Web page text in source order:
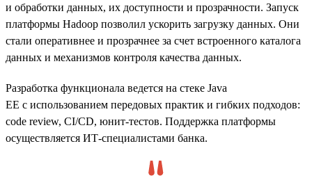
и обработки данных, их доступности и прозрачности. Запуск
платформы Hadoop позволил ускорить загрузку данных. Они
стали оперативнее и прозрачнее за счет встроенного каталога
данных и механизмов контроля качества данных.
Разработка функционала ведется на стеке Java
EE с использованием передовых практик и гибких подходов:
code review, CI/CD, юнит-тестов. Поддержка платформы
осуществляется ИТ-специалистами банка.